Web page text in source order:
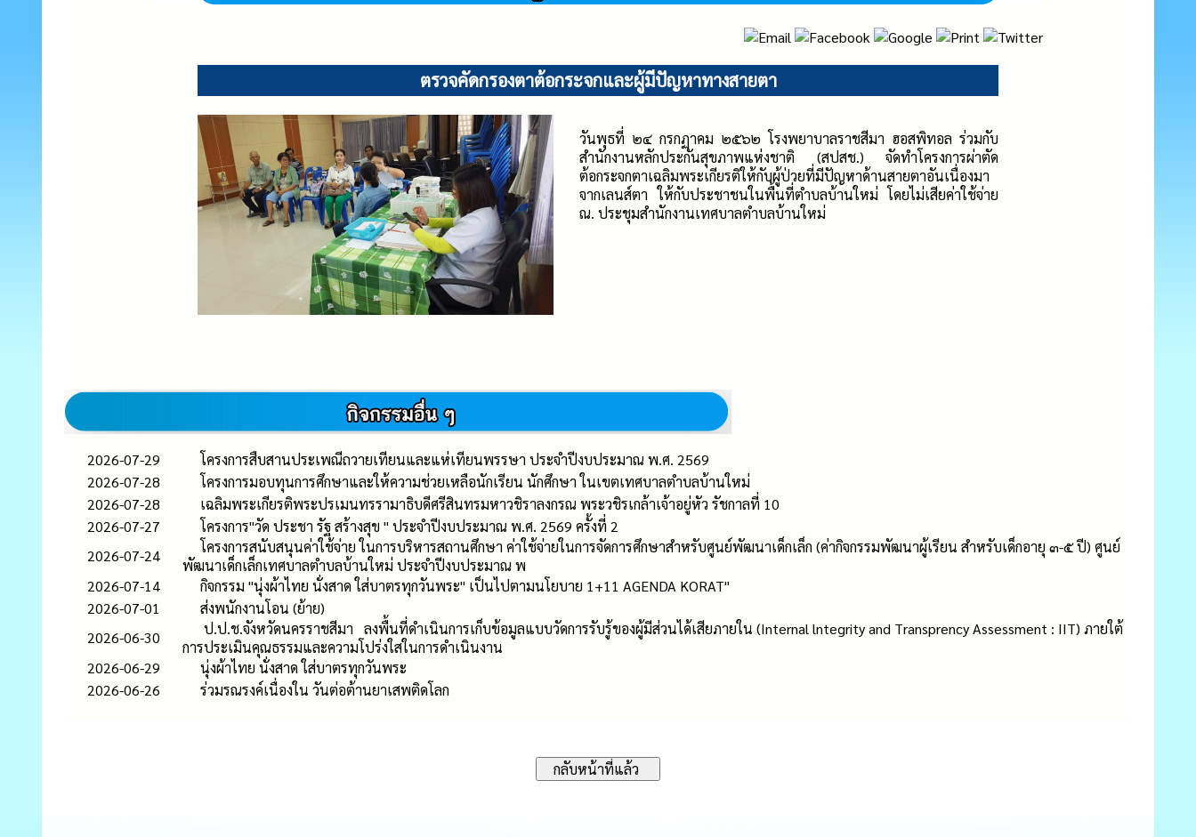
ตรวจคัดกรองตาต้อกระจกและผู้มีปัญหาทางสายตา
วันพุธที่ ๒๔ กรกฏาคม ๒๕๖๒ โรงพยาบาลราชสีมา ฮอสพิทอล ร่วมกับ
สำนักงานหลักประกันสุขภาพแห่งชาติ (สปสช.) จัดทำโครงการผ่าตัด
ต้อกระจกตาเฉลิมพระเกียรติให้กับผู้ป่วยที่มีปัญหาด้านสายตาอันเนื่องมา
จากเลนส์ตา ให้กับประชาชนในพื้นที่ตำบลบ้านใหม่ โดยไม่เสียค่าใช้จ่าย
ณ. ประชุมสำนักงานเทศบาลตำบลบ้านใหม่
2026-07-29
โครงการสืบสานประเพณีถวายเทียนและแห่เทียนพรรษา ประจำปีงบประมาณ พ.ศ. 2569
2026-07-28
โครงการมอบทุนการศึกษาและให้ความช่วยเหลือนักเรียน นักศึกษา ในเขตเทศบาลตำบลบ้านใหม่
2026-07-28
เฉลิมพระเกียรติพระปรเมนทรรามาธิบดีศรีสินทรมหาวชิราลงกรณ พระวชิรเกล้าเจ้าอยู่หัว รัชกาลที่ 10
2026-07-27
โครงการ"วัด ประชา รัฐ สร้างสุข " ประจำปีงบประมาณ พ.ศ. 2569 ครั้งที่ 2
2026-07-24
โครงการสนับสนุนค่าใช้จ่าย ในการบริหารสถานศึกษา ค่าใช้จ่ายในการจัดการศึกษาสำหรับศูนย์พัฒนาเด็กเล็ก (ค่ากิจกรรมพัฒนาผู้เรียน สำหรับเด็กอายุ ๓-๕ ปี) ศูนย์
พัฒนาเด็กเล็กเทศบาลตำบลบ้านใหม่ ประจำปีงบประมาณ พ
2026-07-14
กิจกรรม "นุ่งผ้าไทย นั่งสาด ใส่บาตรทุกวันพระ" เป็นไปตามนโยบาย 1+11 AGENDA KORAT"
2026-07-01
ส่งพนักงานโอน (ย้าย)
2026-06-30
ป.ป.ช.จังหวัดนครราชสีมา ลงพื้นที่ดำเนินการเก็บข้อมูลแบบวัดการรับรู้ของผู้มีส่วนได้เสียภายใน (Internal lntegrity and Transprency Assessment : IIT) ภายใต้
การประเมินคุณธรรมและความโปร่งใสในการดำเนินงาน
2026-06-29
นุ่งผ้าไทย นั่งสาด ใส่บาตรทุกวันพระ
2026-06-26
ร่วมรณรงค์เนื่องใน วันต่อต้านยาเสพติดโลก